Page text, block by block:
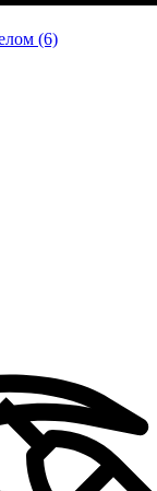
(6)